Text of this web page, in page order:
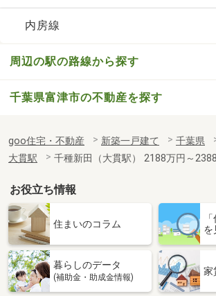
内房線
周辺の駅の路線から探す
千葉県富津市の不動産を探す
goo住宅・不動産 新築一戸建て 千葉県
大貫駅
千種新田（大貫駅） 2188万円～
お役立ち情報
住まいのコラム
を
暮らしのデータ
(補助金・助成金情報)
家